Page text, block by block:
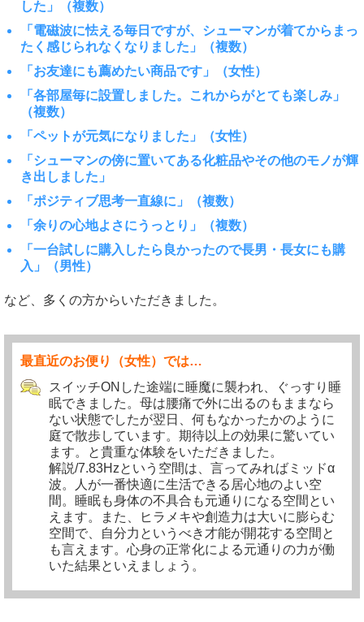
した」（複数）
「電磁波に怯える毎日ですが、シューマンが着てからまっ
たく感じられなくなりました」（複数）
「お友達にも薦めたい商品です」（女性）
「各部屋毎に設置しました。これからがとても楽しみ」
（複数）
「ペットが元気になりました」（女性）
「シューマンの傍に置いてある化粧品やその他のモノが輝
き出しました」
「ポジティブ思考一直線に」（複数）
「余りの心地よさにうっとり」（複数）
「一台試しに購入したら良かったので長男・長女にも購
入」（男性）
など、多くの方からいただきました。
最直近のお便り（女性）では…
スイッチONした途端に睡魔に襲われ、ぐっすり睡
眠できました。母は腰痛で外に出るのもままなら
ない状態でしたが翌日、何もなかったかのように
庭で散歩しています。期待以上の効果に驚いてい
ます。と貴重な体験をいただきました。
解説/7.83Hzという空間は、言ってみればミッドα
波。人が一番快適に生活できる居心地のよい空
間。睡眠も身体の不具合も元通りになる空間とい
えます。また、ヒラメキや創造力は大いに膨らむ
空間で、自分力というべき才能が開花する空間と
も言えます。心身の正常化による元通りの力が働
いた結果といえましょう。